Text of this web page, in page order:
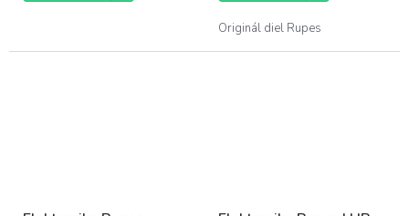
Originál diel Rupes